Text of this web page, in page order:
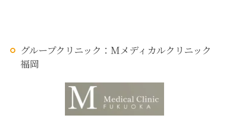
グループクリニック：Mメディカルクリニック
福岡